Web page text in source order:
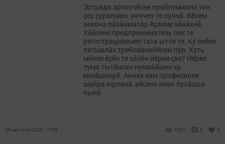
Эстрада артисчӗсен проблемисем тин
çеç çуралман, унччен те пулнă. Вӗсем
закона пăхăнмасăр ӗçлеме хăнăхнă.
Хăйсене предприниматель пек те
регистрацилемен тата ытти те. Ку енӗпе
патшалăх требованийӗсем пур. Хуть
мӗнле ӗçӗн те хăйӗн йӗрки-çке? Йӗрке
тума тытăнсан нумайăшне ку
килӗшмерӗ. Анчах кам професилле
шайра юрланă, вӗсене ялан пулăшса
пынă
06 августа 2020, 17:05 1921 0 0